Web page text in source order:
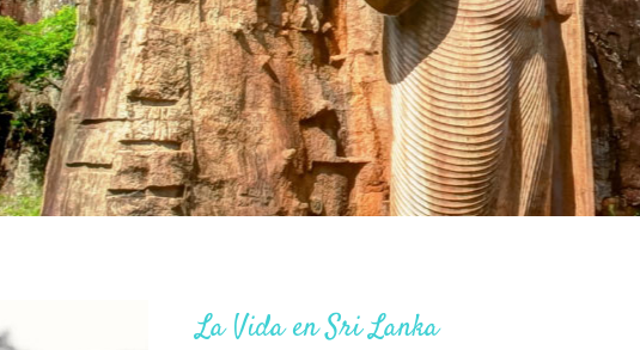
La Vida en Sri Lanka